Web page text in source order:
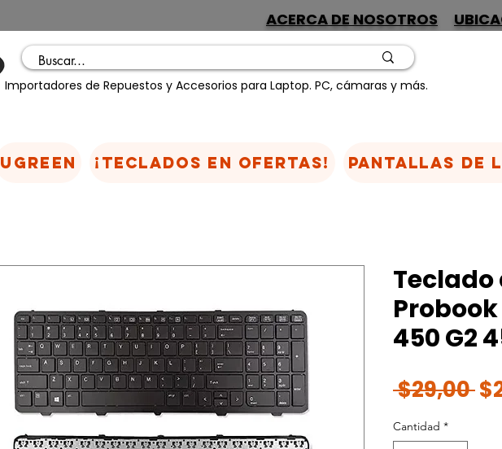
ACERCA DE NOSOTROS
Importadores de Repuestos y Accesorios para Laptop. PC, cámaras y más.
Teclado
Probook
450 G2
$29,00
Cantidad *
UGREEN ¡TECLADOS EN OFERTAS! Pantallas de